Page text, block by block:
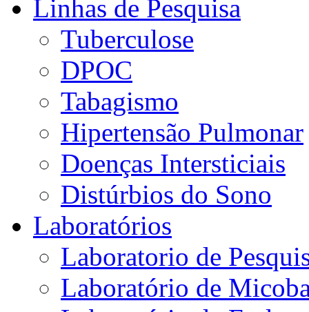
Linhas de Pesquisa
Tuberculose
DPOC
Tabagismo
Hipertensão Pulmonar
Doenças Intersticiais
Distúrbios do Sono
Laboratórios
Laboratorio de
Laboratório de